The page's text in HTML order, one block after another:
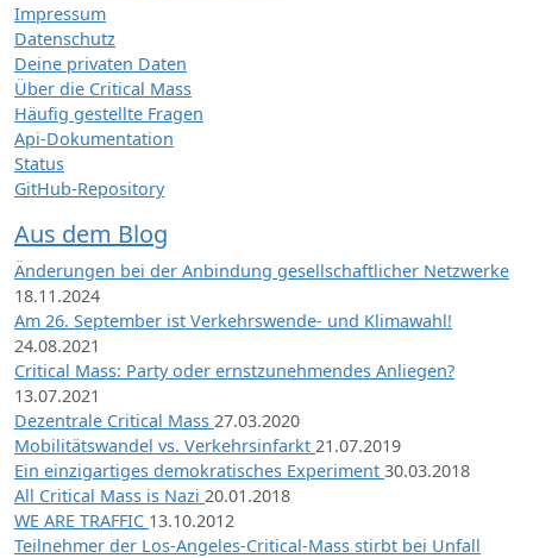
Impressum
Datenschutz
Deine privaten Daten
Über die Critical Mass
Häufig gestellte Fragen
Api-Dokumentation
Status
GitHub-Repository
Aus dem Blog
Änderungen bei der Anbindung gesellschaftlicher Netzwerke
18.11.2024
Am 26. September ist Verkehrswende- und Klimawahl!
24.08.2021
Critical Mass: Party oder ernstzunehmendes Anliegen?
13.07.2021
Dezentrale Critical Mass 27.03.2020
Mobilitätswandel vs. Verkehrsinfarkt 21.07.2019
Ein einzigartiges demokratisches Experiment 30.03.2018
All Critical Mass is Nazi 20.01.2018
WE ARE TRAFFIC 13.10.2012
Teilnehmer der Los-Angeles-Critical-Mass stirbt bei Unfall